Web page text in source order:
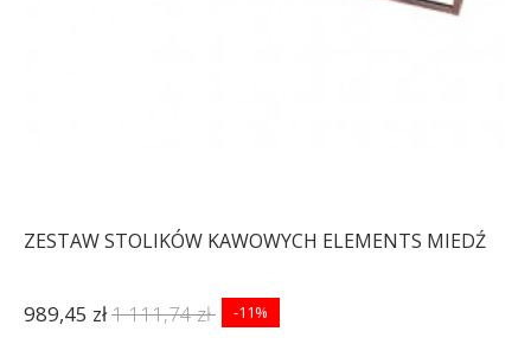
ZESTAW STOLIKÓW KAWOWYCH ELEMENTS MIEDŹ
989,45 zł1 111,74 zł -11%